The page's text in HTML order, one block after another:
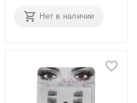
Нет в наличии